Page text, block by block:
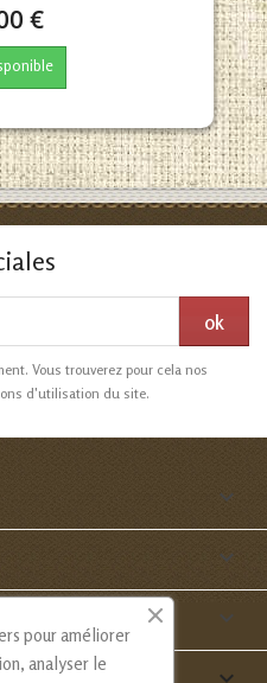
€
Vous trouverez pour cela nos
d'utilisation du site.



pour améliorer
analyser le